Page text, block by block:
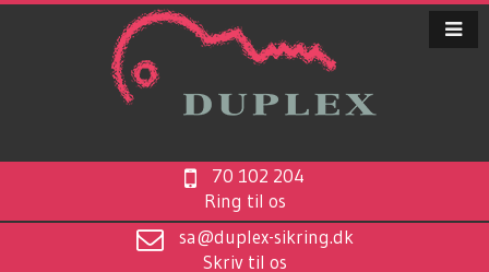
70 102 204
Ring til os
sa@duplex-sikring.dk
Skriv til os